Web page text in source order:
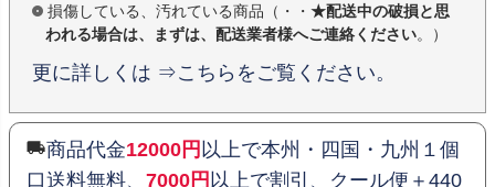
損傷している、汚れている商品（・・ ★配送中の破損と思
われる場合は、まずは、配送業者様へご連絡ください。）
更に詳しくは ⇒こちらをご覧ください。
商品代金12000円 以上で本州・四国・九州１個
口送料無料、 7000円 以上で割引、クール便＋440